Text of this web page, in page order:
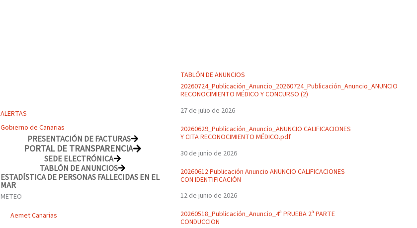
ALERTAS
Gobierno de Canarias
PRESENTACIÓN DE FACTURAS
PORTAL DE TRANSPARENCIA
SEDE ELECTRÓNICA
TABLÓN DE ANUNCIOS
ESTADÍSTICA DE PERSONAS FALLECIDAS EN EL
MAR
METEO
Aemet Canarias
TABLÓN DE ANUNCIOS
20260724_Publicación_Anuncio_20260724_Publicación_Anuncio_ANUNCIO
RECONOCIMIENTO MÉDICO Y CONCURSO (2)
27 de julio de 2026
20260629_Publicación_Anuncio_ANUNCIO CALIFICACIONES
Y CITA RECONOCIMIENTO MÉDICO.pdf
30 de junio de 2026
20260612 Publicación Anuncio ANUNCIO CALIFICACIONES
CON IDENTIFICACIÓN
12 de junio de 2026
20260518_Publicación_Anuncio_4ª PRUEBA 2ª PARTE
CONDUCCION